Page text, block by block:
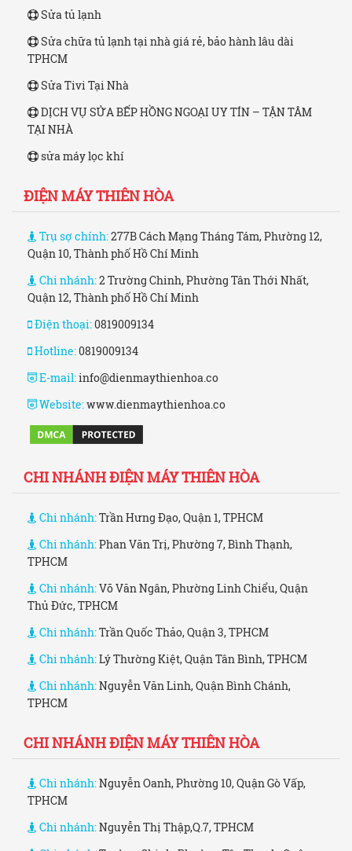
Sửa tủ lạnh
Sửa chữa tủ lạnh tại nhà giá rẻ, bảo hành lâu dài
TPHCM
Sửa Tivi Tại Nhà
DỊCH VỤ SỬA BẾP HỒNG NGOẠI UY TÍN – TẬN TÂM
TẠI NHÀ
sửa máy lọc khí
ĐIỆN MÁY THIÊN HÒA
Trụ sợ chính:277B Cách Mạng Tháng Tám, Phường 12,
Quận 10, Thành phố Hồ Chí Minh
Chi nhánh:2 Trường Chinh, Phường Tân Thới Nhất,
Quận 12, Thành phố Hồ Chí Minh
Điện thoại:0819009134
Hotline:0819009134
E-mail:info@dienmaythienhoa.co
Website:www.dienmaythienhoa.co
CHI NHÁNH ĐIỆN MÁY THIÊN HÒA
Chi nhánh:Trần Hưng Đạo, Quận 1, TPHCM
Chi nhánh:Phan Văn Trị, Phường 7, Bình Thạnh,
TPHCM
Chi nhánh:Võ Văn Ngân, Phường Linh Chiểu, Quận
Thủ Đức, TPHCM
Chi nhánh:Trần Quốc Thảo, Quận 3, TPHCM
Chi nhánh:Lý Thường Kiệt, Quận Tân Bình, TPHCM
Chi nhánh:Nguyễn Văn Linh, Quận Bình Chánh,
TPHCM
CHI NHÁNH ĐIỆN MÁY THIÊN HÒA
Chi nhánh:Nguyễn Oanh, Phường 10, Quận Gò Vấp,
TPHCM
Chi nhánh:Nguyễn Thị Thập,Q.7, TPHCM